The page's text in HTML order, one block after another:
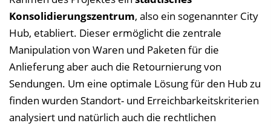
Konsolidierungszentrum, also ein sogenannter City
Hub, etabliert. Dieser ermöglicht die zentrale
Manipulation von Waren und Paketen für die
Anlieferung aber auch die Retournierung von
Sendungen. Um eine optimale Lösung für den Hub zu
finden wurden Standort- und Erreichbarkeitskriterien
analysiert und natürlich auch die rechtlichen